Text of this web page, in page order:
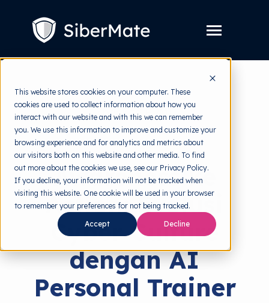
This website stores cookies on your computer. These
cookies are used to collect information about how you
interact with our website and with this we can remember
you. We use this information to improve and customize your
browsing experience and for analytics and metrics about
our visitors both on this website and other media. To find
out more about the cookies we use, see our Privacy Policy.
If you decline, your information will not be tracked when
visiting this website. One cookie will be used in your browser
to remember your preferences for not being tracked.
Accept Decline
Toggle
children
for
Layanan
Harga
Resources Toggle
children
for
Resources
Tools Gratis Toggle
children
for
Tools
Gratis
Tentang
Coba Gratis
back to HRMI
Solutions
Awareness ke
Action: Evolusi
Cyber Culture
dengan AI
Personal Trainer